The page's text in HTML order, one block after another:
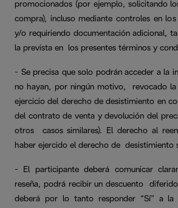
promocionados (por ejemplo, solicitando
compra), incluso mediante controles en
y/o requiriendo documentación adicional,
la prevista en los presentes términos y
- Se precisa que solo podrán acceder a la
no hayan, por ningún motivo, revocado
ejercicio del derecho de desistimiento en
del contrato de venta y devolución del
otros casos similares). El derecho al
haber ejercido el derecho de desistimiento
- El participante deberá comunicar
reseña, podrá recibir un descuento
deberá por lo tanto responder “Sí” a